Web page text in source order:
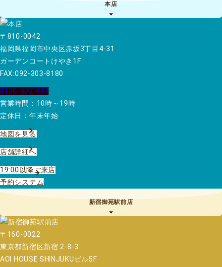
本店
〒810-0042
福岡県福岡市中央区赤坂3丁目4-31
ガーデンコートけやき1F
FAX:092-303-8180
0120-907-433
営業時間：10時～19時
定休日：年末年始
地図を見る
店舗詳細へ
19:00以降ご来店
予約システム
新宿御苑駅前店
〒160-0022
東京都新宿区新宿 2-8-3
AOI HOUSE SHINJUKUビル5F